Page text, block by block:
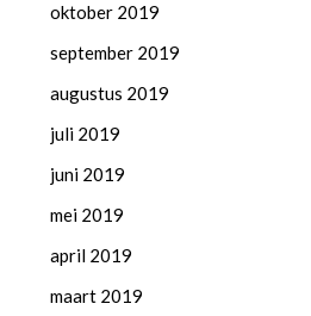
oktober 2019
september 2019
augustus 2019
juli 2019
juni 2019
mei 2019
april 2019
maart 2019